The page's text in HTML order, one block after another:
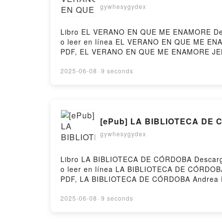
gywhesygydex
Libro EL VERANO EN QUE ME
o leer en línea EL VERANO EN QUE ME
PDF, EL VERANO EN QUE ME ENAMORE
VERANO EN QUE ME ENAMORE JENNY
2025-06-08 · 9 seconds
[ePub] LA BIBLIOTECA DE
gywhesygydex
Libro LA BIBLIOTECA DE CÓRDOBA
o leer en línea LA BIBLIOTECA DE
PDF, LA BIBLIOTECA DE CÓRDOBA
Kindle, LA BIBLIOTECA DE CÓRDOBA
2025-06-08 · 9 seconds